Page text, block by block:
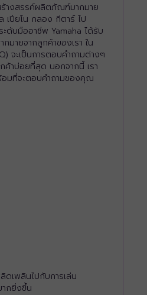
างสรรค์ผลิตภัณฑ์มากมาย
เปียโน กลอง กีตาร์ ไป
ดับมืออาชีพ Yamaha ได้รับ
มายจากลูกค้าของเรา ใน
จะเป็นการตอบคำถามต่างๆ
ค้าบ่อยที่สุด นอกจากนี้ เรา
มที่จะตอบคำถามของคุณ
ดเพลินไปกับการเล่น
กยิ่งขึ้น